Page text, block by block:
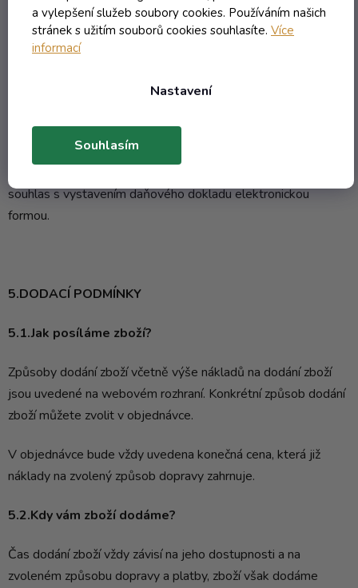
a vylepšení služeb soubory cookies. Používáním našich
stránek s užitím souborů cookies souhlasíte. Více
informací
Nastavení
Souhlasím
předáním.
Upozorňujeme, že pokud zvolíte úhradu platby
strany dojde k uzavření smlouvy v souladu s bodem
4.4.Jak vystavujeme daňový doklad?
souhlas s vystavením daňového dokladu elektronickou
formou.
5.DODACÍ PODMÍNKY
5.1.Jak posíláme zboží?
Způsoby dodání zboží včetně výše nákladů na dodání zboží
jsou uvedené na webovém rozhraní. Konkrétní způsob dodání
zboží můžete zvolit v objednávce.
V objednávce bude vždy uvedena konečná cena, která již
náklady na zvolený způsob dopravy zahrnuje.
5.2.Kdy vám zboží dodáme?
Čas dodání zboží vždy závisí na jeho dostupnosti a na
zvoleném způsobu dopravy a platby, zboží však dodáme